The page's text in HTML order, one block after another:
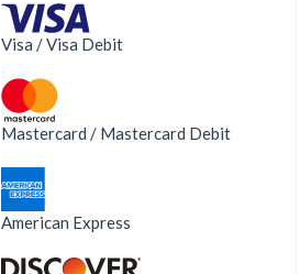
Visa / Visa Debit
Mastercard / Mastercard Debit
American Express